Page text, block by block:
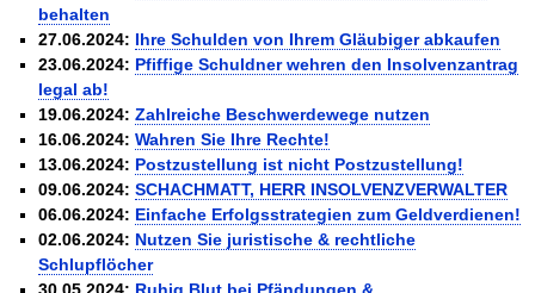
behalten
27.06.2024: Ihre Schulden von Ihrem Gläubiger abkaufen
23.06.2024: Pfiffige Schuldner wehren den Insolvenzantrag
legal ab!
19.06.2024:Zahlreiche Beschwerdewege nutzen
16.06.2024:Wahren Sie Ihre Rechte!
13.06.2024: Postzustellung ist nicht Postzustellung!
09.06.2024:SCHACHMATT, HERR INSOLVENZVERWALTER
06.06.2024: Einfache Erfolgsstrategien zum Geldverdienen!
02.06.2024: Nutzen Sie juristische & rechtliche
Schlupflöcher